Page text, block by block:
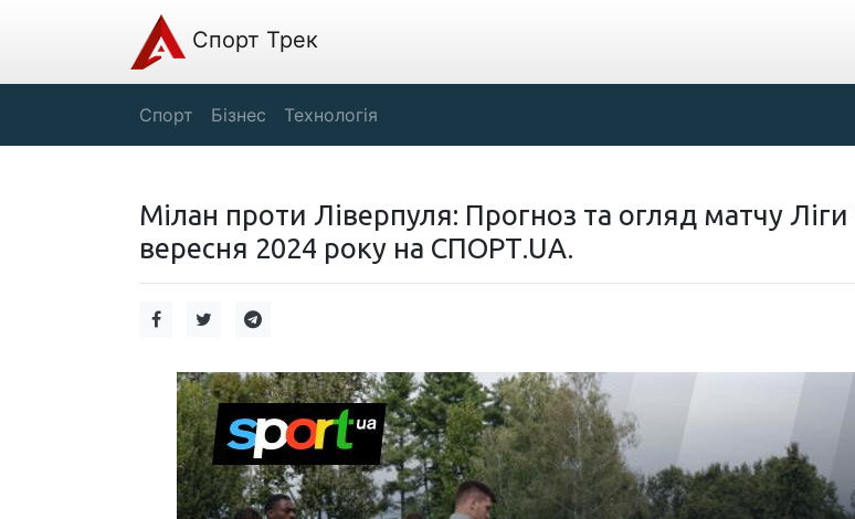
Спорт Трек
Спорт Бізнес Технологія
Мілан проти Ліверпуля: Прогноз та огляд матчу Ліги
вересня 2024 року на СПОРТ.UA.